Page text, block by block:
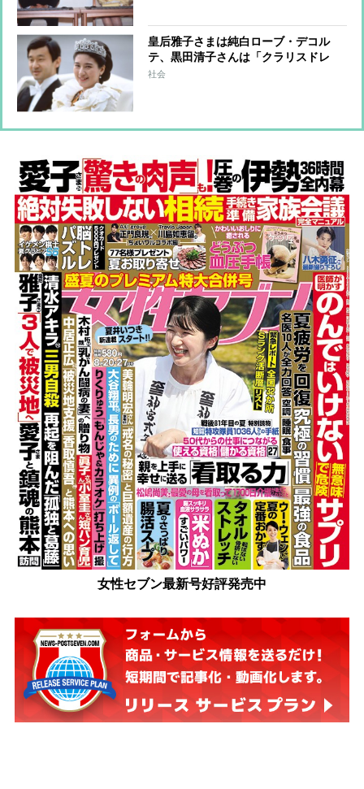
皇后雅子さまは純白ローブ・デコル
テ、黒田清子さんは「クラリスドレ
ス」と話題に 女性皇族の華麗な
社会
女性セブン最新号好評発売中